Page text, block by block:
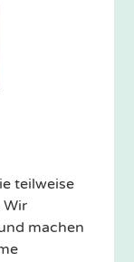
teilweise
Wir
machen